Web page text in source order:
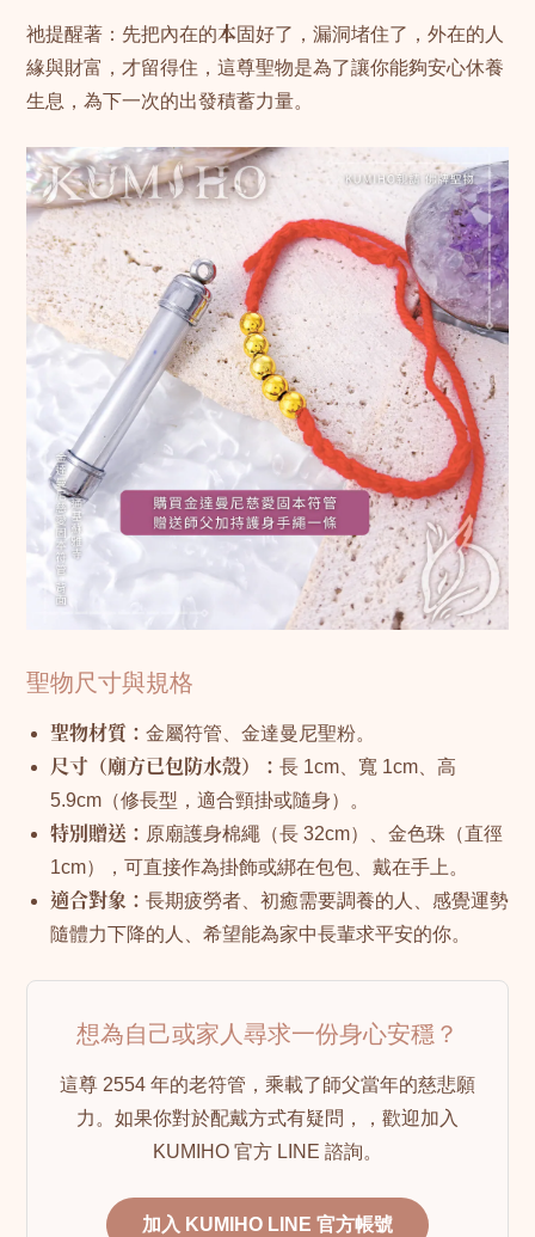
祂提醒著：先把內在的本固好了，漏洞堵住了，外在的人
緣與財富，才留得住，這尊聖物是為了讓你能夠安心休養
生息，為下一次的出發積蓄力量。
聖物尺寸與規格
聖物材質： 金屬符管、金達曼尼聖粉。
尺寸（廟方已包防水殼）： 長 1cm、寬 1cm、高
5.9cm（修長型，適合頸掛或隨身）。
特別贈送： 原廟護身棉繩（長 32cm）、金色珠（直徑
1cm），可直接作為掛飾或綁在包包、戴在手上。
適合對象： 長期疲勞者、初癒需要調養的人、感覺運勢
隨體力下降的人、希望能為家中長輩求平安的你。
想為自己或家人尋求一份身心安穩？
這尊 2554 年的老符管，乘載了師父當年的慈悲願
力。如果你對於配戴方式有疑問，，歡迎加入
KUMIHO 官方 LINE 諮詢。
加入 KUMIHO LINE 官方帳號